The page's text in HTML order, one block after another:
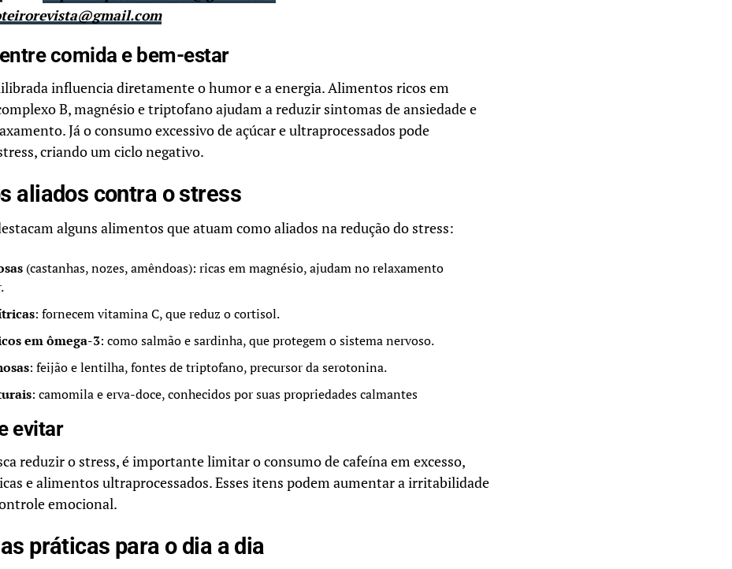
comida e bem-estar
influencia diretamente o humor e a energia. Alimentos ricos em
B, magnésio e triptofano ajudam a reduzir sintomas de ansiedade e
Já o consumo excessivo de açúcar e ultraprocessados pode
criando um ciclo negativo.
aliados contra o stress
alguns alimentos que atuam como aliados na redução do stress:
(castanhas, nozes, amêndoas): ricas em magnésio, ajudam no relaxamento
: fornecem vitamina C, que reduz o cortisol.
em ômega-3: como salmão e sardinha, que protegem o sistema nervoso.
: feijão e lentilha, fontes de triptofano, precursor da serotonina.
: camomila e erva-doce, conhecidos por suas propriedades calmantes
evitar
reduzir o stress, é importante limitar o consumo de cafeína em excesso,
e alimentos ultraprocessados. Esses itens podem aumentar a irritabilidade
emocional.
práticas para o dia a dia